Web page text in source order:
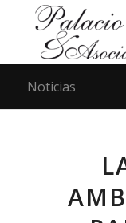
Noticias